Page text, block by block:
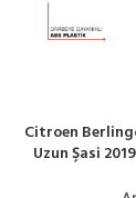
SEPETE EKLE
Citroen
Uzun Şasi